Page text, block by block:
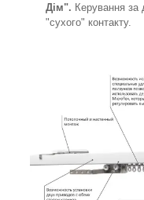
Дім". Керування за
"сухого" контакту.